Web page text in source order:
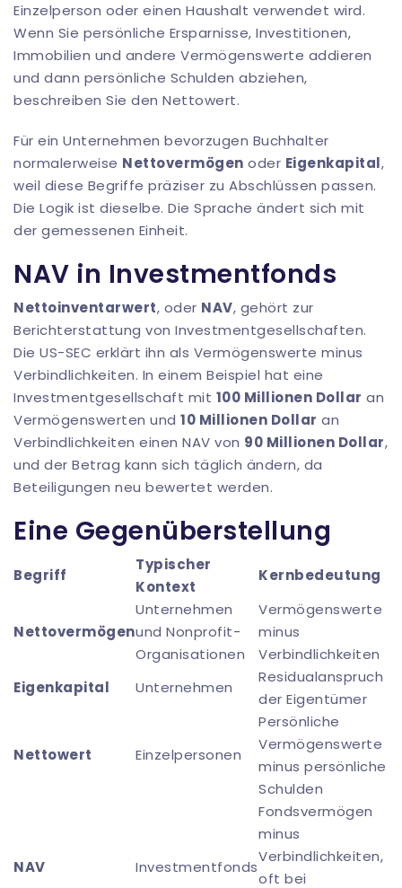
Einzelperson oder einen Haushalt verwendet wird.
Wenn Sie persönliche Ersparnisse, Investitionen,
Immobilien und andere Vermögenswerte addieren
und dann persönliche Schulden abziehen,
beschreiben Sie den Nettowert.
Für ein Unternehmen bevorzugen Buchhalter
normalerweise Nettovermögen oder Eigenkapital,
weil diese Begriffe präziser zu Abschlüssen passen.
Die Logik ist dieselbe. Die Sprache ändert sich mit
der gemessenen Einheit.
NAV in Investmentfonds
Nettoinventarwert, oder NAV, gehört zur
Berichterstattung von Investmentgesellschaften.
Die US-SEC erklärt ihn als Vermögenswerte minus
Verbindlichkeiten. In einem Beispiel hat eine
Investmentgesellschaft mit 100 Millionen Dollar an
Vermögenswerten und 10 Millionen Dollar an
Verbindlichkeiten einen NAV von 90 Millionen Dollar,
und der Betrag kann sich täglich ändern, da
Beteiligungen neu bewertet werden.
Eine Gegenüberstellung
Begriff
Typischer
Kontext
Kernbedeutung
Nettovermögen
Unternehmen
und Nonprofit-
Organisationen
Vermögenswerte
minus
Verbindlichkeiten
Eigenkapital
Unternehmen
Residualanspruch
der Eigentümer
Nettowert Einzelpersonen
Persönliche
Vermögenswerte
minus persönliche
Schulden
NAV Investmentfonds
Fondsvermögen
minus
Verbindlichkeiten,
oft bei